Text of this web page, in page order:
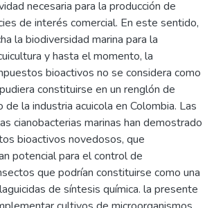
necesaria para la producción de
de interés comercial. En este sentido,
la biodiversidad marina para la
y hasta el momento, la
bioactivos no se considera como
constituirse en un renglón de
la industria acuicola en Colombia. Las
cianobacterias marinas han demostrado
bioactivos novedosos, que
potencial para el control de
que podrían constituirse como una
de síntesis química. la presente